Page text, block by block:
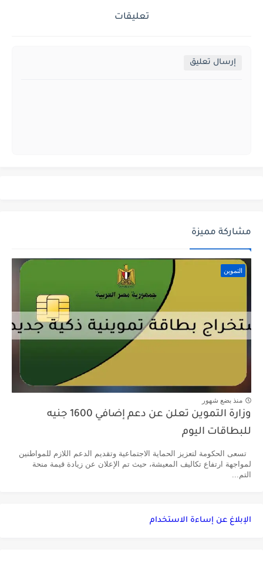
تعليقات
إرسال تعليق
مشاركة مميزة
التموين
منذ بضع شهور
وزارة التموين تعلن عن دعم إضافي 1600 جنيه
للبطاقات اليوم
تسعى الحكومة لتعزيز الحماية الاجتماعية وتقديم الدعم اللازم للمواطنين
لمواجهة ارتفاع تكاليف المعيشة، حيث تم الإعلان عن زيادة قيمة منحة
التم...
الإبلاغ عن إساءة الاستخدام